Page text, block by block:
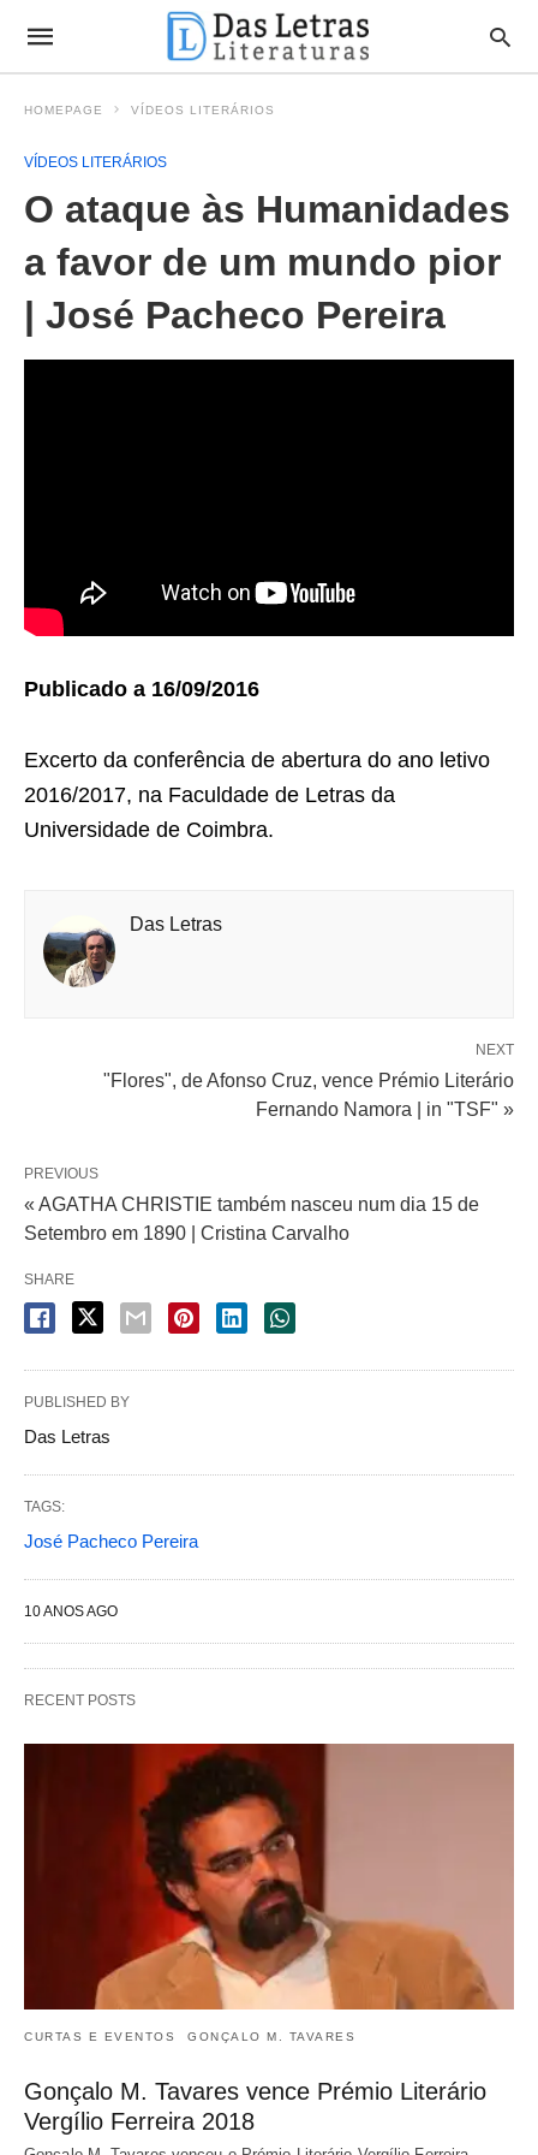
HOMEPAGE VÍDEOS LITERÁRIOS
VÍDEOS LITERÁRIOS
O ataque às Humanidades
a favor de um mundo pior
| José Pacheco Pereira
Publicado a 16/09/2016
Excerto da conferência de abertura do ano letivo
2016/2017, na Faculdade de Letras da
Universidade de Coimbra.
Das Letras
NEXT
"Flores", de Afonso Cruz, vence Prémio Literário
Fernando Namora | in "TSF" »
PREVIOUS
« AGATHA CHRISTIE também nasceu num dia 15 de
Setembro em 1890 | Cristina Carvalho
SHARE
PUBLISHED BY
Das Letras
TAGS:
José Pacheco Pereira
10 ANOS AGO
RECENT POSTS
CURTAS E EVENTOS GONÇALO M. TAVARES
Gonçalo M. Tavares vence Prémio Literário
Vergílio Ferreira 2018